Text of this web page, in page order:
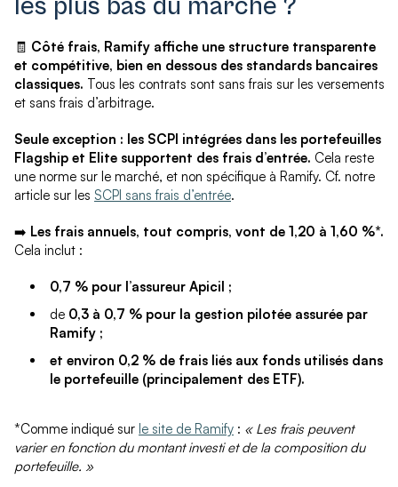
les plus bas du marché ?
🧾 Côté frais, Ramify affiche une structure transparente
et compétitive, bien en dessous des standards bancaires
classiques. Tous les contrats sont sans frais sur les versements
et sans frais d’arbitrage.
Seule exception : les SCPI intégrées dans les portefeuilles
Flagship et Elite supportent des frais d’entrée. Cela reste
une norme sur le marché, et non spécifique à Ramify. Cf. notre
article sur les SCPI sans frais d’entrée.
➡️ Les frais annuels, tout compris, vont de 1,20 à 1,60 %*.
Cela inclut :
0,7 % pour l’assureur Apicil ;
de 0,3 à 0,7 % pour la gestion pilotée assurée par
Ramify ;
et environ 0,2 % de frais liés aux fonds utilisés dans
le portefeuille (principalement des ETF).
*Comme indiqué sur le site de Ramify : « Les frais peuvent
varier en fonction du montant investi et de la composition du
portefeuille. »